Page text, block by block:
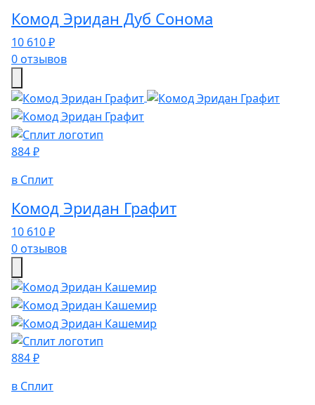
Комод Эридан Дуб Сонома
10 610 ₽
0 отзывов
884 ₽
в Сплит
Комод Эридан Графит
10 610 ₽
0 отзывов
884 ₽
в Сплит